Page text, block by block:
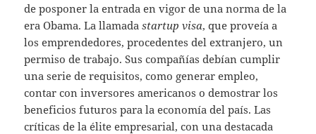
de posponer la entrada en vigor de una norma de la
era Obama. La llamadastartup visa, que proveía a
los emprendedores, procedentes del extranjero, un
permiso de trabajo. Sus compañías debían cumplir
una serie de requisitos, como generar empleo,
contar con inversores americanos o demostrar los
beneficios futuros para la economía del país. Las
críticas de la élite empresarial, con una destacada